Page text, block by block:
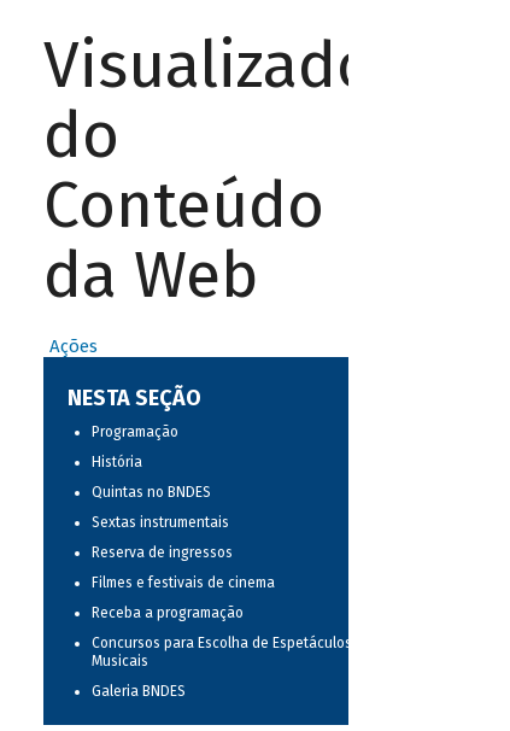
Visualizador
do
Conteúdo
da Web
Ações
NESTA SEÇÃO
Programação
História
Quintas no BNDES
Sextas instrumentais
Reserva de ingressos
Filmes e festivais de cinema
Receba a programação
Concursos para Escolha de Espetáculos
Musicais
Galeria BNDES